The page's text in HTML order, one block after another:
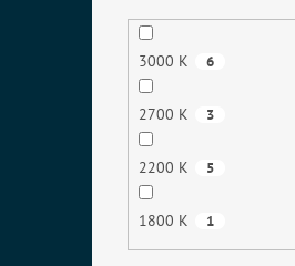
3000 K 6
2700 K 3
2200 K 5
1800 K 1